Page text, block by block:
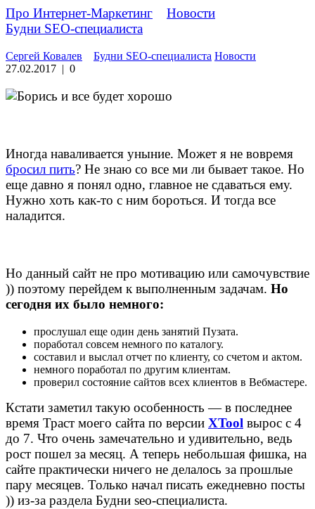
Про Интернет-Маркетинг Новости
Будни SEO-специалиста
Сергей Ковалев Будни SEO-специалиста Новости
27.02.2017 | 0
Иногда наваливается уныние. Может я не вовремя
бросил пить? Не знаю со все ми ли бывает такое. Но
еще давно я понял одно, главное не сдаваться ему.
Нужно хоть как-то с ним бороться. И тогда все
наладится.
Но данный сайт не про мотивацию или самочувствие
)) поэтому перейдем к выполненным задачам. Но
сегодня их было немного:
прослушал еще один день занятий Пузата.
поработал совсем немного по каталогу.
составил и выслал отчет по клиенту, со счетом и актом.
немного поработал по другим клиентам.
проверил состояние сайтов всех клиентов в Вебмастере.
Кстати заметил такую особенность — в последнее
время Траст моего сайта по версии XTool вырос с 4
до 7. Что очень замечательно и удивительно, ведь
рост пошел за месяц. А теперь небольшая фишка, на
сайте практически ничего не делалось за прошлые
пару месяцев. Только начал писать ежедневно посты
)) из-за раздела Будни seo-специалиста.